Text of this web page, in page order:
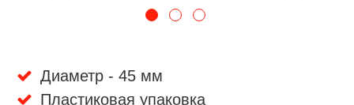
Диаметр - 45 мм
Пластиковая упаковка